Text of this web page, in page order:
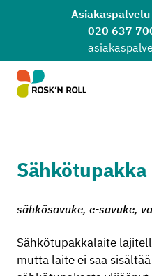
Siirry sisältöönAsiakaspalvelu
020 637
Sähkötupakka
sähkösavuke, e-savuke,
Sähkötupakkalaite
mutta laite ei saa